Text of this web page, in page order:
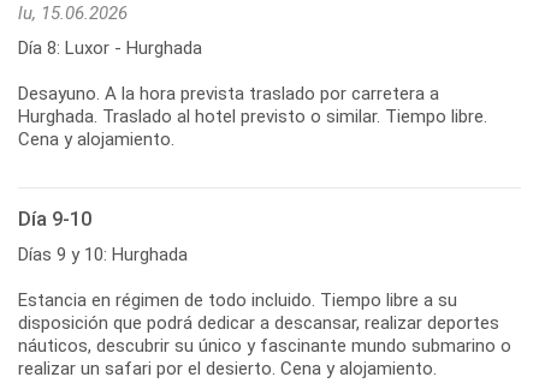
lu, 15.06.2026
Día 8: Luxor - Hurghada
Desayuno. A la hora prevista traslado por carretera a
Hurghada. Traslado al hotel previsto o similar. Tiempo libre.
Cena y alojamiento.
Día 9-10
Días 9 y 10: Hurghada
Estancia en régimen de todo incluido. Tiempo libre a su
disposición que podrá dedicar a descansar, realizar deportes
náuticos, descubrir su único y fascinante mundo submarino o
realizar un safari por el desierto. Cena y alojamiento.